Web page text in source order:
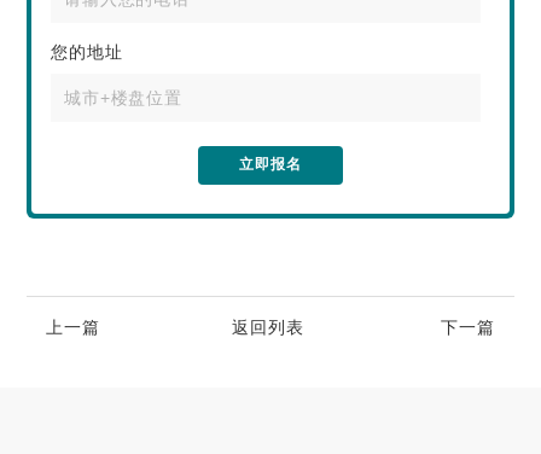
您的地址
立即报名
上一篇 返回列表 下一篇